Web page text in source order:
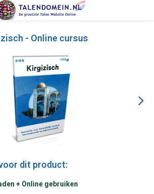
- Online cursus
dit product:
+ Online gebruiken